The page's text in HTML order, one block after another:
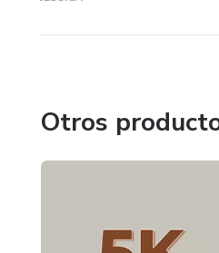
Otros